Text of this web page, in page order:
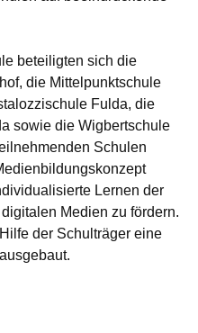
beteiligten sich die
die Mittelpunktschule
Fulda, die
sowie die Wigbertschule
Schulen
Lernen der
Medien zu fördern.
der Schulträger eine